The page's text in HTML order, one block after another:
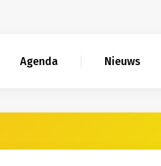
Agenda Nieuws